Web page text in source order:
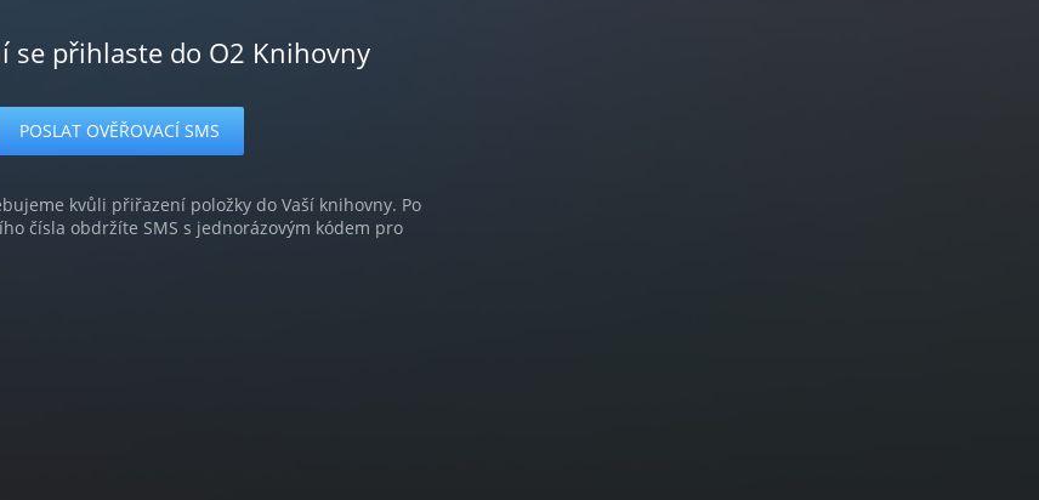
se přihlaste do O2 Knihovny
kvůli přiřazení položky do Vaší knihovny. Po
čísla obdržíte SMS s jednorázovým kódem pro